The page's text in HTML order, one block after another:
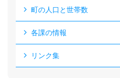
町の人口と世帯数
各課の情報
リンク集